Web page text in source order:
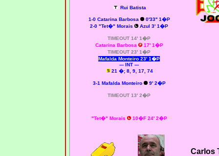
Rui Batista
1-0 Catarina Barbosa
0'33'' 1�P
2-0 "Tet�" Morais
Azul 3' 1�P
TIMEOUT 14' 1�P
Catarina Barbosa
17' 1�P
TIMEOUT 23' 1�P
Mafalda Monteiro 23' 1�P
--- INT ---
21 �; 8, 9, 17, 74
3-1 Mafalda Monteiro 9' 2�P
TIMEOUT 13' 2�P
"Tet�" Morais 10�F 24' 2�P
Carlos